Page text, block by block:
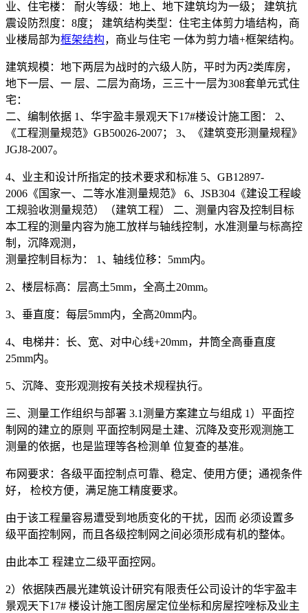
业、住宅楼： 耐火等级：地上、地下建筑均为一级； 建筑抗
震设防烈度：8度； 建筑结构类型：住宅主体剪力墙结构，商
业楼局部为框架结构，商业与住宅 一体为剪力墙+框架结构。
建筑规模：地下两层为战时的六级人防，平时为丙2类库房，
地下一层、一 层、二层为商场，三三十一层为308套单元式住
宅：
二、编制依据 1、华宇盈丰景观天下17#楼设计施工图： 2、
《工程测量规范》GB50026-2007； 3、《建筑变形测量规程》
JGJ8-2007。
4、业主和设计所指定的技术要求和标准 5、GB12897-
2006《国家一、二等水准测量规范》 6、JSB304《建设工程峻
工规验收测量规范）（建筑工程） 二、测量内容及控制目标
本工程的测量内容为施工放样与轴线控制，水准测量与标高控
制，沉降观测，
测量控制目标为： 1、轴线位移：5mm内。
2、楼层标高：层高土5mm，全高土20mm。
3、垂直度：每层5mm内，全高20mm内。
4、电梯井：长、宽、对中心线+20mm，井筒全高垂直度
25mm内。
5、沉降、变形观测按有关技术规程执行。
三、测量工作组织与部署 3.1测量方案建立与组成 1）平面控
制网的建立的原则 平面控制网是土建、沉降及变形观测施工
测量的依据，也是监理等各检测单 位复查的基准。
布网要求：各级平面控制点可靠、稳定、使用方便；通视条件
好， 检校方便，满足施工精度要求。
由于该工程量容易遭受到地质变化的干扰，因而 必须设置多
级平面控制网，而且各级控制网之间必须形成有机的整体。
由此本工 程建立二级平面控网。
2）依据陕西晨光建筑设计研究有限责任公司设计的华宇盈丰
景观天下17# 楼设计施工图房屋定位坐标和房屋控唑标及业主